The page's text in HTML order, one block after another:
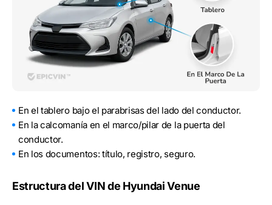
En el tablero bajo el parabrisas del lado del conductor.
En la calcomanía en el marco/pilar de la puerta del
conductor.
En los documentos: título, registro, seguro.
Estructura del VIN de Hyundai Venue